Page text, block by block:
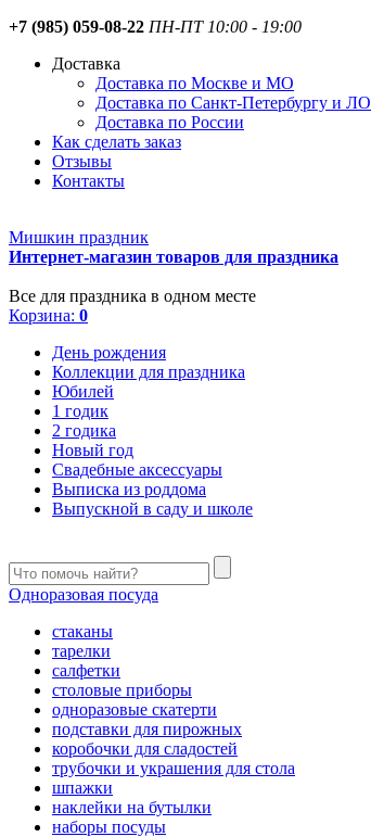
+7 (985) 059-08-22 ПН-ПТ 10:00 - 19:00
Доставка
Доставка по Москве и МО
Доставка по Санкт-Петербургу и ЛО
Доставка по России
Как сделать заказ
Отзывы
Контакты
Мишкин праздник
Интернет-магазин товаров для праздника
Все для праздника в одном месте
Корзина: 0
День рождения
Коллекции для праздника
Юбилей
1 годик
2 годика
Новый год
Свадебные аксессуары
Выписка из роддома
Выпускной в саду и школе
Одноразовая посуда
стаканы
тарелки
салфетки
столовые приборы
одноразовые скатерти
подставки для пирожных
коробочки для сладостей
трубочки и украшения для стола
шпажки
наклейки на бутылки
наборы посуды